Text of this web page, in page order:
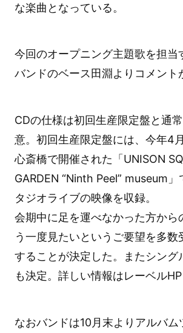
な楽曲となっている。
今回のオープニング主題歌を担当
バンドのベース田淵よりコメント
CDの仕様は初回生産限定盤と通
意。初回生産限定盤には、今年4
心斎橋で開催された「UNISON
GARDEN “Ninth Peel” museum」
タジオライブの映像を収録。
会期中に足を運べなかった方から
う一度見たいというご要望を多数
することが決定した。またシング
も決定。詳しい情報はレーベルHP
なおバンドは10月末よりアルバム